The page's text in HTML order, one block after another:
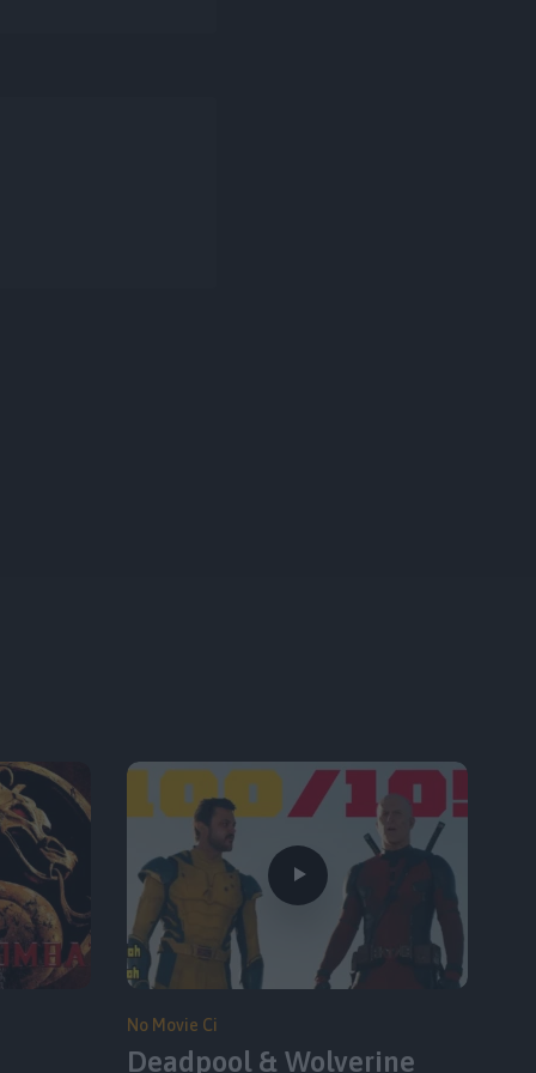
No Movie Ci
Deadpool & Wolverine